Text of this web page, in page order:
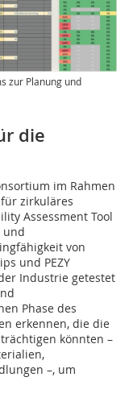
zur Planung und
die
im Rahmen
zirkuläres
Assessment Tool
und
von
und PEZY
Industrie getestet
Phase des
erkennen, die die
könnten –
–, um